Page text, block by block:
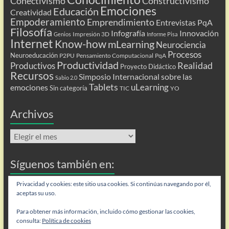
Creatividad Educación Emociones
Empoderamiento Emprendimiento Entrevistas PqA
Filosofía Genios Impresión 3D Infografía Informe Pisa Innovación
Internet Know-howmLearning Neurociencia
Neuroeducación P2PU Pensamiento Computacional PqA Procesos
Productivos Productividad Proyecto Didáctico Realidad
Recursos Sabio 2.0 Simposio Internacional sobre las
emociones Sin categoría Tablets TIC uLearning YO
Archivos
Archivos
Síguenos también en:
Flip
Privacidad y cookies: este sitio usa cookies. Si continúas navegando por él,
aceptas su uso.
Para obtener más información, incluido cómo gestionar las cookies,
consulta: Política de cookies